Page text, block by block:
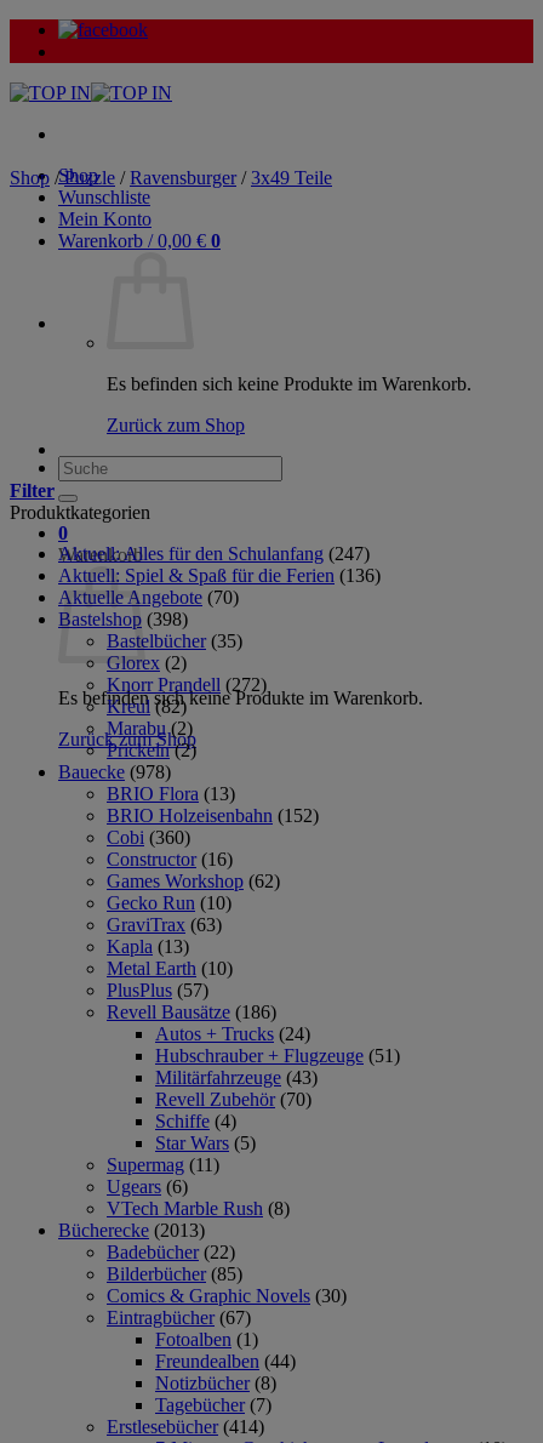
Zum
Inhalt
Shop
Wunschliste
Mein Konto
Warenkorb /0,00 € 0
Es befinden sich keine Produkte im Warenkorb.
Zurück zum Shop
Suche
nach:
0
Warenkorb
Es befinden sich keine Produkte im Warenkorb.
Zurück zum Shop
Shop / Puzzle / Ravensburger / 3x49 Teile
Filter
Produktkategorien
Aktuell: Alles für den Schulanfang (247)
Aktuell: Spiel & Spaß für die Ferien (136)
Aktuelle Angebote (70)
Bastelshop (398)
Bastelbücher (35)
Glorex (2)
Knorr Prandell (272)
Kreul (82)
Marabu (2)
Prickeln (2)
Bauecke (978)
BRIO Flora (13)
BRIO Holzeisenbahn (152)
Cobi (360)
Constructor (16)
Games Workshop (62)
Gecko Run (10)
GraviTrax (63)
Kapla (13)
Metal Earth (10)
PlusPlus (57)
Revell Bausätze (186)
Autos + Trucks (24)
Hubschrauber + Flugzeuge (51)
Militärfahrzeuge (43)
Revell Zubehör (70)
Schiffe (4)
Star Wars (5)
Supermag (11)
Ugears (6)
VTech Marble Rush (8)
Bücherecke (2013)
Badebücher (22)
Bilderbücher (85)
Comics & Graphic Novels (30)
Eintragbücher (67)
Fotoalben (1)
Freundealben (44)
Notizbücher (8)
Tagebücher (7)
Erstlesebücher (414)